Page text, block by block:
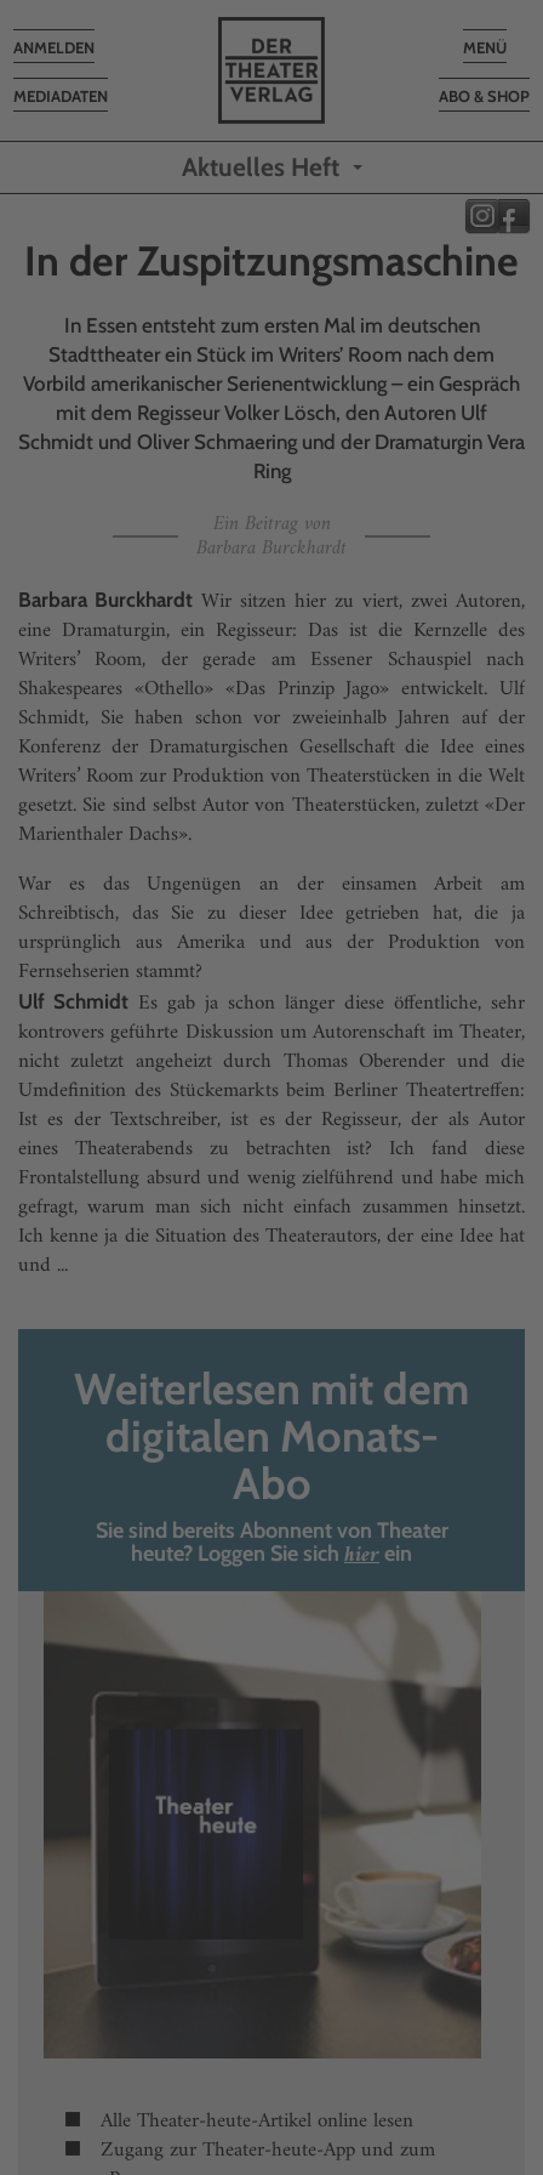
Toggle
MENÜ
ABO & SHOP
MEDIADATEN
Toggle
navigation
ANMELDEN
Aktuelles Heft
In der Zuspitzungsmaschine
In Essen entsteht zum ersten Mal im deutschen
Stadttheater ein Stück im Writers’ Room nach dem
Vorbild amerikanischer Serien­entwicklung – ein Gespräch
mit dem Regisseur Volker Lösch, den Autoren Ulf
Schmidt und Oliver Schmaering und der Dramaturgin Vera
Ring
Ein Beitrag von
Barbara Burckhardt
Barbara Burckhardt Wir sitzen hier zu viert, zwei Autoren,
eine Dramaturgin, ein Regisseur: Das ist die Kernzelle des
Writers’ Room, der gerade am Essener Schauspiel nach
Shakespeares «Othello» «Das Prinzip Jago» entwickelt. Ulf
Schmidt, Sie haben schon vor zweieinhalb Jahren auf der
Konferenz der Dramaturgischen Gesellschaft die Idee eines
Writers’ Room zur Produktion von Theaterstücken in die Welt
gesetzt. Sie sind selbst Autor von Theaterstücken, zuletzt «Der
Marienthaler Dachs».
War es das Ungenügen an der einsamen Arbeit am
Schreibtisch, das Sie zu dieser Idee getrieben hat, die ja
ursprünglich aus Amerika und aus der Produktion von
Fernsehserien stammt?
Ulf Schmidt Es gab ja schon länger diese öffentliche, sehr
kontrovers geführte Diskussion um Autorenschaft im Theater,
nicht zuletzt angeheizt durch Thomas Oberender und die
Umdefinition des Stückemarkts beim Berliner Theatertreffen:
Ist es der Textschreiber, ist es der Regisseur, der als Autor
eines Theaterabends zu betrachten ist? Ich fand diese
Frontalstellung absurd und wenig zielführend und habe mich
gefragt, warum man sich nicht einfach zusammen hinsetzt.
Ich kenne ja die Situation des Theaterautors, der eine Idee hat
und ...
Weiterlesen mit dem
digitalen Monats-
Abo
Sie sind bereits Abonnent von Theater
heute? Loggen Sie sich hierein
Alle Theater-heute-Artikel online lesen
Zugang zur Theater-heute-App und zum